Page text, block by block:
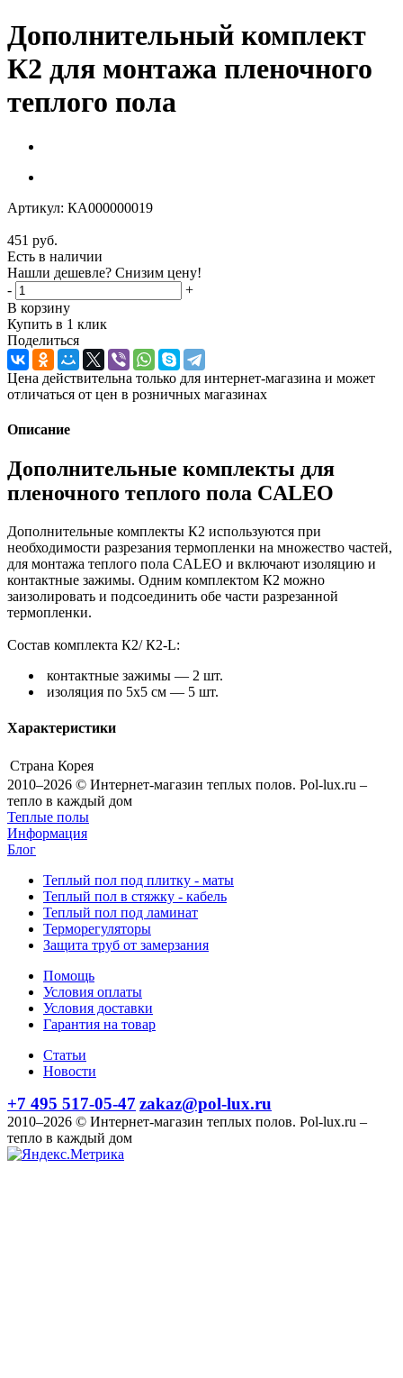
Дополнительный комплект
К2 для монтажа пленочного
теплого пола
Артикул: КА000000019
451 руб.
Есть в наличии
Нашли дешевле? Снизим цену!
-
+
В корзину
Купить в 1 клик
Поделиться
Цена действительна только для интернет-магазина и может
отличаться от цен в розничных магазинах
Описание
Дополнительные комплекты для
пленочного теплого пола CALEO
Дополнительные комплекты К2 используются при
необходимости разрезания термопленки на множество частей,
для монтажа теплого пола CALEO и включают изоляцию и
контактные зажимы. Одним комплектом К2 можно
заизолировать и подсоединить обе части разрезанной
термопленки.
Состав комплекта К2/ К2-L:
контактные зажимы — 2 шт.
изоляция по 5х5 см — 5 шт.
Характеристики
Страна Корея
2010–2026 © Интернет-магазин теплых полов. Pol-lux.ru –
тепло в каждый дом
Теплые полы
Информация
Блог
Теплый пол под плитку - маты
Теплый пол в стяжку - кабель
Теплый пол под ламинат
Терморегуляторы
Защита труб от замерзания
Помощь
Условия оплаты
Условия доставки
Гарантия на товар
Статьи
Новости
+7 495 517-05-47 zakaz@pol-lux.ru
2010–2026 © Интернет-магазин теплых полов. Pol-lux.ru –
тепло в каждый дом